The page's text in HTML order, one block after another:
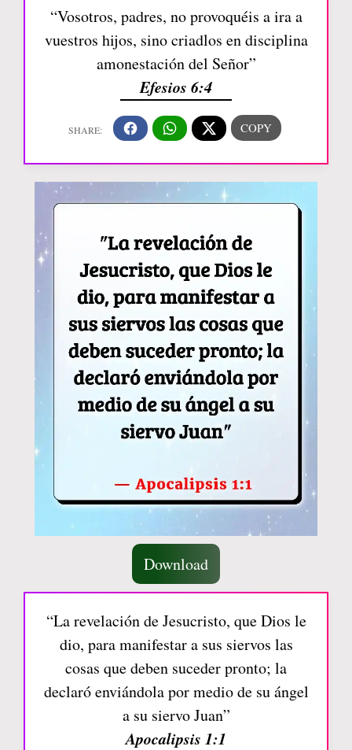
“Vosotros, padres, no provoquéis a ira a
vuestros hijos, sino criadlos en disciplina
amonestación del Señor”
Efesios 6:4
Download
“La revelación de Jesucristo, que Dios le
dio, para manifestar a sus siervos las
cosas que deben suceder pronto; la
declaró enviándola por medio de su ángel
a su siervo Juan”
Apocalipsis 1:1